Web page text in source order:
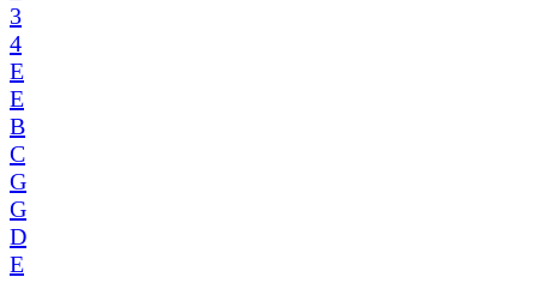
3
4
E
E
B
C
G
G
D
E